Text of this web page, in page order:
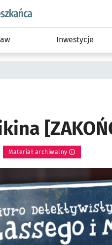
podserwis: Dla
Inwestycje
Materiał archiwalny